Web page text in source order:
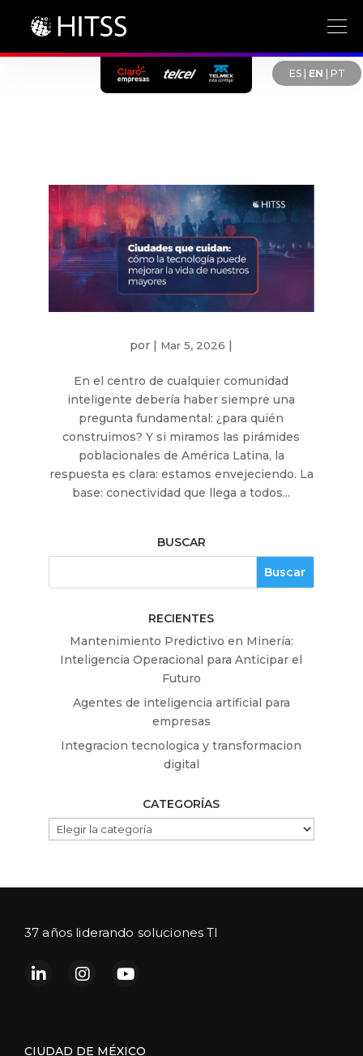
ES| EN PT
por Mar 5, 2026
En el centro de cualquier comunidad
inteligente debería haber siempre una
pregunta fundamental: ¿para quién
construimos? Y si miramos las pirámides
poblacionales de América Latina, la
respuesta es clara: estamos envejeciendo. La
base: conectividad que llega a todos...
BUSCAR
RECIENTES
Mantenimiento Predictivo en Minería:
Inteligencia Operacional para Anticipar el
Futuro
Agentes de inteligencia artificial para
empresas
Integracion tecnologica y transformacion
digital
CATEGORÍAS
CATEGORÍAS
37 años liderando soluciones TI
CIUDAD DE MÉXICO